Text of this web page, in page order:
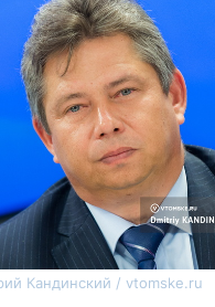
Кандинский / vtomske.ru